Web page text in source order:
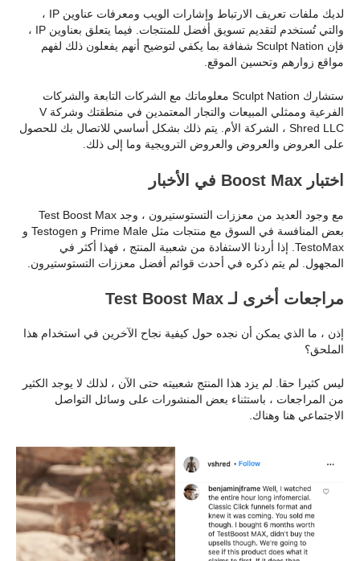
لديك ملفات تعريف الارتباط وإشارات الويب ومعرفات عناوين IP ،
والتي تُستخدم لتقديم تسويق أفضل للمنتجات. فيما يتعلق بعناوين IP ،
فإن Sculpt Nation شفافة بما يكفي لتوضيح أنهم يفعلون ذلك لفهم
مواقع زوارهم وتحسين الموقع.
ستشارك Sculpt Nation معلوماتك مع الشركات التابعة والشركات
الفرعية وممثلي المبيعات والتجار المعتمدين في منطقتك وشركة V
Shred LLC ، الشركة الأم. يتم ذلك بشكل أساسي للاتصال بك للحصول
على العروض والعروض والعروض الترويجية وما إلى ذلك.
اختبار Boost Max في الأخبار
مع وجود العديد من معززات التستوستيرون ، وجد Test Boost Max
بعض المنافسة في السوق مع منتجات مثل Prime Male و Testogen و
TestoMax. إذا أردنا الاستفادة من شعبية المنتج ، فهذا أكثر في
المجهول. لم يتم ذكره في أحدث قوائم أفضل معززات التستوستيرون.
مراجعات أخرى لـ Test Boost Max
إذن ، ما الذي يمكن أن نجده حول كيفية نجاح الآخرين في استخدام هذا
الملحق؟
ليس كثيرا حقا. لم يزد هذا المنتج شعبيته حتى الآن ، لذلك لا يوجد الكثير
من المراجعات ، باستثناء بعض المنشورات على وسائل التواصل
الاجتماعي هنا وهناك.